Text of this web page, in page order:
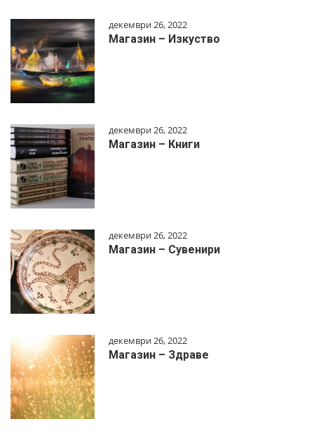
декември 26, 2022
Магазин – Изкуство
декември 26, 2022
Магазин – Книги
декември 26, 2022
Магазин – Сувенири
декември 26, 2022
Магазин – Здраве